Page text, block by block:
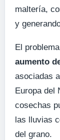
maltería,
y
El
aumento
asociadas
Europa del
cosechas
las lluvias
del grano.